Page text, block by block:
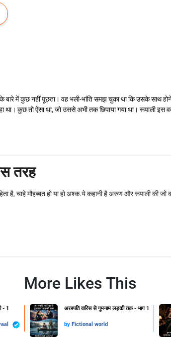
में कुछ नहीं पूछता। वह भली-भांति समझ चुका था कि उसके साथ
था। कुछ तो ऐसा था, जो उससे अभी तक छिपाया गया था। रूपाली
तरह
है, चाहे मौहब्बत हो या हो अश्क.ये कहानी है अरुण और रूपाली की
More Likes This
- 1 अरबपति वारिस से गुमनाम लड़की तक - भाग 1
by Fictional world